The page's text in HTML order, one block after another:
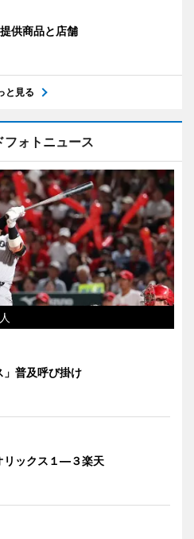
供商品と店舗
と見る
フォトニュース
」普及呼び掛け
リックス１―３楽天